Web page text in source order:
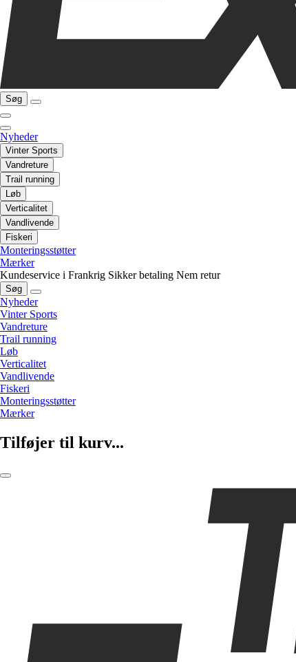
Søg
Nyheder
Vinter Sports
Vandreture
Trail running
Løb
Verticalitet
Vandlivende
Fiskeri
Monteringsstøtter
Mærker
Kundeservice i Frankrig Sikker betaling Nem retur
Søg
Nyheder
Vinter Sports
Vandreture
Trail running
Løb
Verticalitet
Vandlivende
Fiskeri
Monteringsstøtter
Mærker
Tilføjer til kurv...